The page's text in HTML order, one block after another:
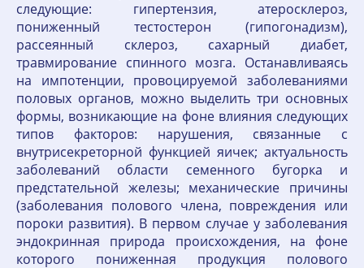
следующие: гипертензия, атеросклероз,
пониженный тестостерон (гипогонадизм),
рассеянный склероз, сахарный диабет,
травмирование спинного мозга. Останавливаясь
на импотенции, провоцируемой заболеваниями
половых органов, можно выделить три основных
формы, возникающие на фоне влияния следующих
типов факторов: нарушения, связанные с
внутрисекреторной функцией яичек; актуальность
заболеваний области семенного бугорка и
предстательной железы; механические причины
(заболевания полового члена, повреждения или
пороки развития). В первом случае у заболевания
эндокринная природа происхождения, на фоне
которого пониженная продукция полового